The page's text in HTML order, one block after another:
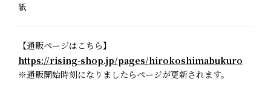
紙
【通販ページはこちら】
https://rising-shop.jp/pages/hirokoshimabukuro
※通販開始時刻になりましたらページが更新されます。